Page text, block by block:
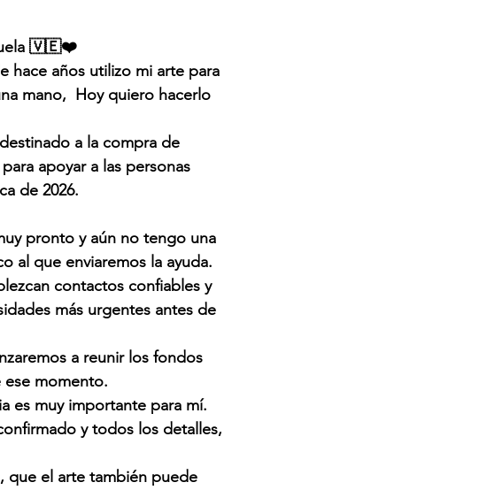
🇻🇪❤️
hace años utilizo mi arte para
mano, Hoy quiero hacerlo
a la compra de
apoyar a las personas
de 2026.
pronto y aún no tengo una
al que enviaremos la ayuda.
contactos confiables y
más urgentes antes de
a reunir los fondos
ese momento.
es muy importante para mí.
y todos los detalles,
que el arte también puede